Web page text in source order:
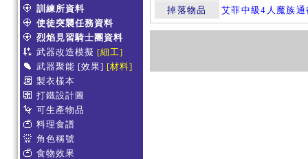
訓練所資料
使徒突襲任務資料
烈焰見習騎士團資料
武器改造模擬 [細工]
武器聚能 [效果] [材料]
製衣樣本
打鐵設計圖
可生產物品
料理食譜
角色稱號
食物效果
掉落物品
艾菲中級4人魔族通